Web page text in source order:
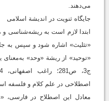
می‌دهند.
جایگاه ثنویت در اندیشة اسلامی
ابتدا لازم است به ریشه‌شناسی و
«تثلیث» اشاره شود و سپس به
اصطلاحی در علم کلام و فلسفه
معادل این اصطلاح در فارسی،